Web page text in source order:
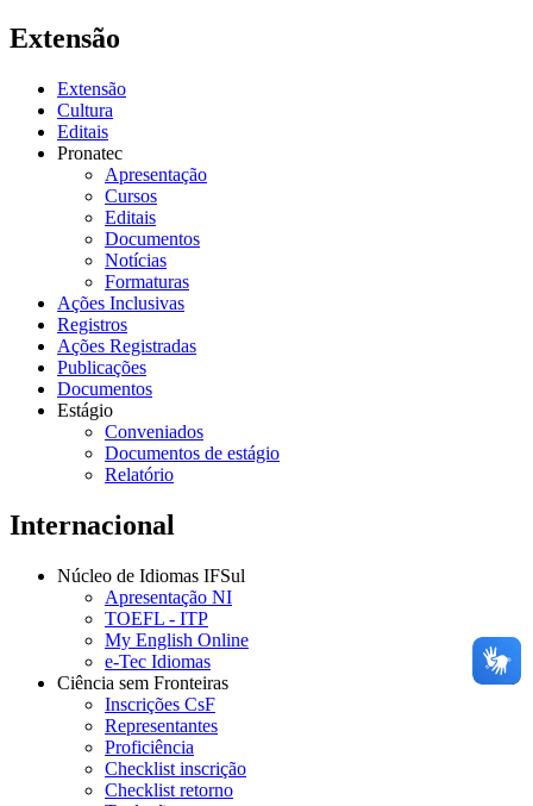
Extensão
Extensão
Cultura
Editais
Pronatec
Apresentação
Cursos
Editais
Documentos
Notícias
Formaturas
Ações Inclusivas
Registros
Ações Registradas
Publicações
Documentos
Estágio
Conveniados
Documentos de estágio
Relatório
Internacional
Núcleo de Idiomas IFSul
Apresentação NI
TOEFL - ITP
My English Online
e-Tec Idiomas
Ciência sem Fronteiras
Inscrições CsF
Representantes
Proficiência
Checklist inscrição
Checklist retorno